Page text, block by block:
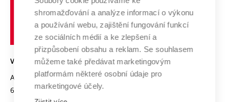
Výzkumné infrastruktury
Transfer znalostí
Open Science
Projekty
Projekty ze strukturálních fondů
Specifický výzkum
Služby univerzity
Mezinárodní dohody
Univerzitní sítě
Udržitelná univerzita
Podnikavá univerzita / ContriBUTe
Bezpečná univerzita
Vyznamenání
Organizační struktura
učení
technické
VYSOKÉ UČENÍ TECHNICKÉ V BRNĚ
Antonínská 548/1
602 00 Brno
www.vut.cz
vut@vutbr.cz
shromažďování a analýze informací o výkonu
a používání webu, zajištění fungování funkcí
ze sociálních médií a ke zlepšení a
přizpůsobení obsahu a reklam. Se souhlasem
můžeme také předávat marketingovým
platformám některé osobní údaje pro
marketingové účely.